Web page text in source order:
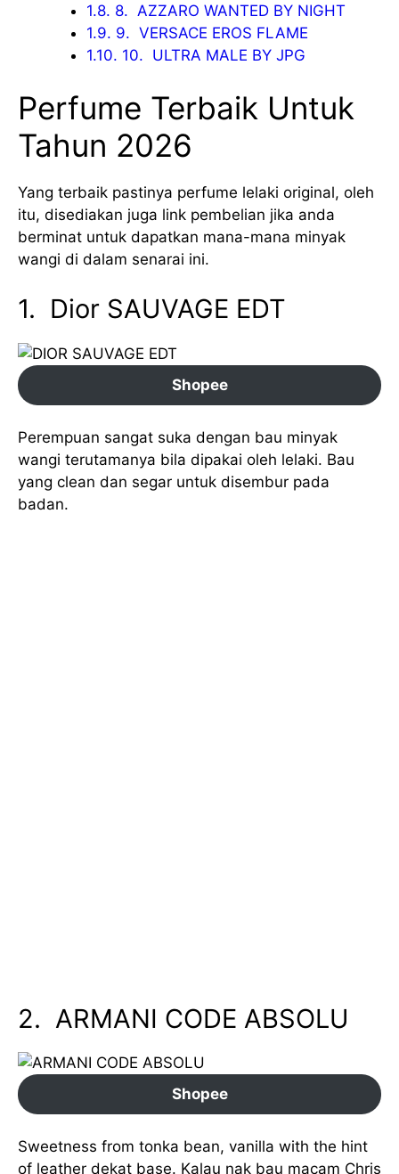
1.8. 8. AZZARO WANTED BY NIGHT
1.9. 9. VERSACE EROS FLAME
1.10. 10. ULTRA MALE BY JPG
Perfume Terbaik Untuk
Tahun 2026
Yang terbaik pastinya perfume lelaki original, oleh
itu, disediakan juga link pembelian jika anda
berminat untuk dapatkan mana-mana minyak
wangi di dalam senarai ini.
1. Dior SAUVAGE EDT
Shopee
Perempuan sangat suka dengan bau minyak
wangi terutamanya bila dipakai oleh lelaki. Bau
yang clean dan segar untuk disembur pada
badan.
2. ARMANI CODE ABSOLU
Shopee
Sweetness from tonka bean, vanilla with the hint
of leather dekat base. Kalau nak bau macam Chris